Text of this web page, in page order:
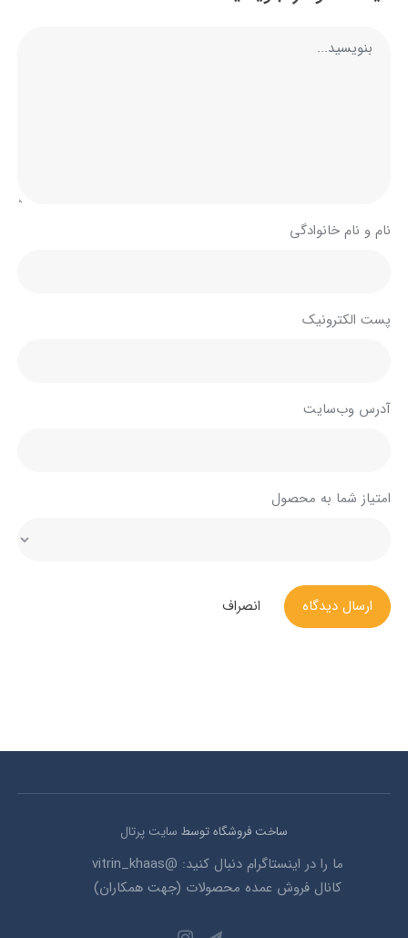
نام و نام خانوادگی
پست الکترونیک
آدرس وب‌سایت
امتیاز شما به محصول
ارسال دیدگاه انصراف
ساخت فروشگاه توسط سایت پرتال
ما را در اینستاگرام دنبال کنید: @vitrin_khaas
کانال فروش عمده محصولات (جهت همکاران)